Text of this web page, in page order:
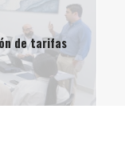
de tarifas